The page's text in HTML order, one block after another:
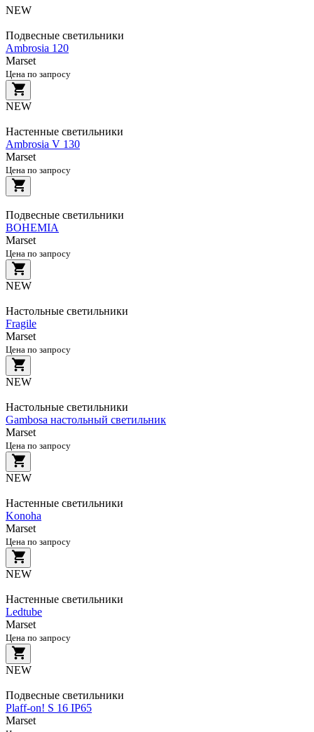
NEW
Подвесные светильники
Ambrosia 120
Marset
Цена по запросу
NEW
Настенные светильники
Ambrosia V 130
Marset
Цена по запросу
Подвесные светильники
BOHEMIA
Marset
Цена по запросу
NEW
Настольные светильники
Fragile
Marset
Цена по запросу
NEW
Настольные светильники
Gambosa настольный светильник
Marset
Цена по запросу
NEW
Настенные светильники
Konoha
Marset
Цена по запросу
NEW
Настенные светильники
Ledtube
Marset
Цена по запросу
NEW
Подвесные светильники
Plaff-on! S 16 IP65
Marset